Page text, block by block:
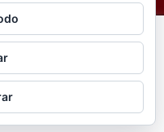
los derechos
I
de Grillos.
analíticas, propias y de
hábitos de navegación
servicios y su experiencia
pulse
Aceptar Leer más